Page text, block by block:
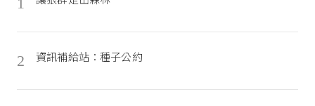
2 資訊補給站：種子公約